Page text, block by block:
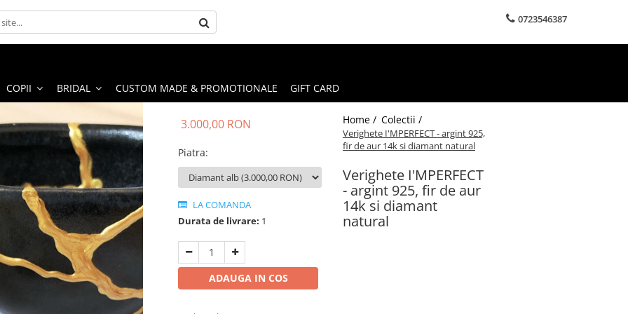
0723546387
COPII BRIDAL CUSTOM MADE & PROMOTIONALE GIFT CARD
Home / Colectii /
Verighete I'MPERFECT - argint 925,
fir de aur 14k si diamant natural
Verighete I'MPERFECT
- argint 925, fir de aur
14k si diamant
natural
3.000,00 RON
Piatra:
LA COMANDA
Durata de livrare: 1
ADAUGA IN COS